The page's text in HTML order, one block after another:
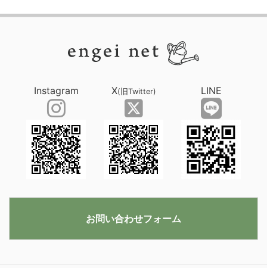
Instagram X(旧Twitter) LINE
お問い合わせフォーム